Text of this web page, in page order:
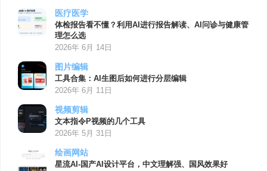
医疗医学
体检报告看不懂？利用AI进行报告解读、AI问诊与健康管
理怎么选
2026年 6月 14日
图片编辑
工具合集：AI生图后如何进行分层编辑
2026年 6月 11日
视频剪辑
文本指令P视频的几个工具
2026年 5月 31日
绘画网站
星流AI-国产AI设计平台，中文理解强、国风效果好